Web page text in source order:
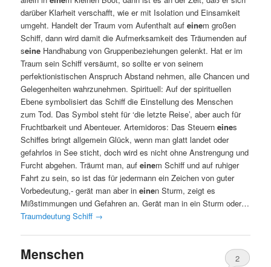
darüber Klarheit verschafft, wie er mit Isolation und Einsamkeit
umgeht. Handelt der Traum vom Aufenthalt aufeinem großen
Schiff, dann wird damit die Aufmerksamkeit des Träumenden auf
seine Handhabung von Gruppenbeziehungen gelenkt. Hat er im
Traum sein Schiff versäumt, so sollte er von seinem
perfektionistischen Anspruch Abstand nehmen, alle Chancen und
Gelegenheiten wahrzunehmen. Spirituell: Auf der spirituellen
Ebene symbolisiert das Schiff die Einstellung des Menschen
zum Tod. Das Symbol steht für ‘die letzte Reise’, aber auch für
Fruchtbarkeit und Abenteuer. Artemidoros: Das Steuerneines
Schiffes bringt allgemein Glück, wenn man glatt landet oder
gefahrlos in See sticht, doch wird es nicht ohne Anstrengung und
Furcht abgehen. Träumt man, aufeinem Schiff und auf ruhiger
Fahrt zu sein, so ist das für jedermann ein Zeichen von guter
Vorbedeutung,- gerät man aber ineinen Sturm, zeigt es
Mißstimmungen und Gefahren an. Gerät man in ein Sturm oder…
Traumdeutung Schiff →
Menschen
2